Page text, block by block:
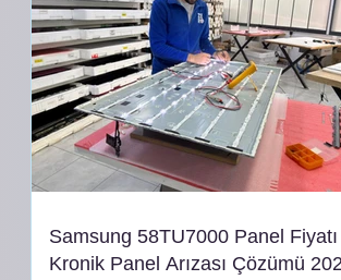
Samsung 58TU7000 Panel
Kronik Panel Arızası Çözümü